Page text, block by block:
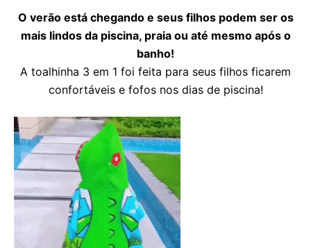
O verão está chegando e seus filhos podem ser os
mais lindos da piscina, praia ou até mesmo após o
banho!
A toalhinha 3 em 1 foi feita para seus filhos ficarem
confortáveis e fofos nos dias de piscina!